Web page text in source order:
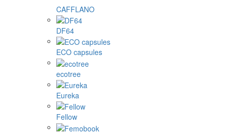
CAFFLANO
DF64
ECO capsules
ecotree
Eureka
Fellow